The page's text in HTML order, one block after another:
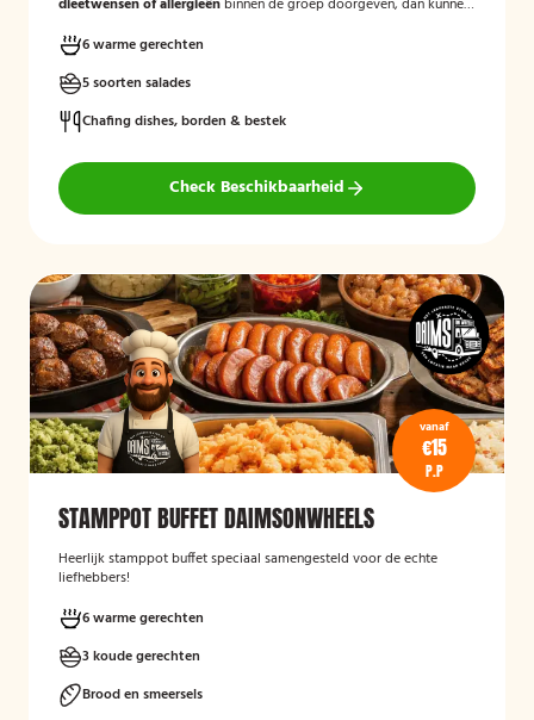
dieetwensen of allergieën binnen de groep doorgeven, dan kunnen
6 warme gerechten
5 soorten salades
Chafing dishes, borden & bestek
Check Beschikbaarheid
vanaf
€15
P.P
STAMPPOT BUFFET DAIMSONWHEELS
Heerlijk stamppot buffet speciaal samengesteld voor de echte
liefhebbers!
6 warme gerechten
3 koude gerechten
Brood en smeersels